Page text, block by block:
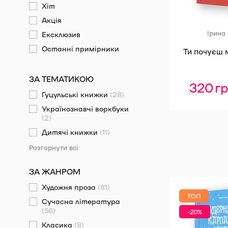
Хіт
Акція
Ексклюзив
Останні примірники
ЗА ТЕМАТИКОЮ
Гуцульські книжки (28)
Українознавчі воркбуки
(2)
Дитячі книжки (11)
Розгорнути всі
ЗА ЖАНРОМ
Художня проза (81)
Сучасна література
(56)
Класика (8)
Ти почуєш
320
ТОП
-20%